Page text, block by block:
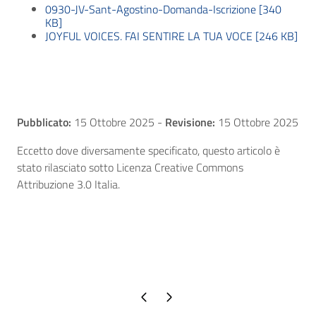
0930-JV-Sant-Agostino-Domanda-Iscrizione [340
KB]
JOYFUL VOICES. FAI SENTIRE LA TUA VOCE [246 KB]
Pubblicato: 15 Ottobre 2025 - Revisione: 15 Ottobre 2025
Eccetto dove diversamente specificato, questo articolo è
stato rilasciato sotto Licenza Creative Commons
Attribuzione 3.0 Italia.
Pagina precedente
Pagina successiva